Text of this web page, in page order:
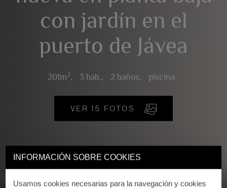
INFORMACIÓN SOBRE COOKIES
Usamos cookies necesarias para la navegación y cookies
con jardín en el
puerto de Jávea
201m2, 3 hab., 2 baños, piscina
VER 15 FOTOS